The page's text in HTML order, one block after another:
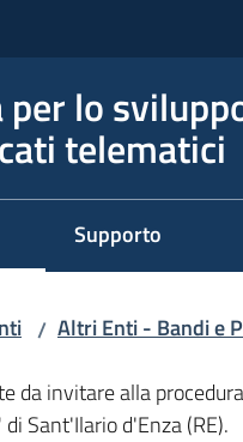
per lo
telematici
Supporto
/ Altri Enti - Bandi e
da invitare alla
Sant'Ilario d'Enza (RE).